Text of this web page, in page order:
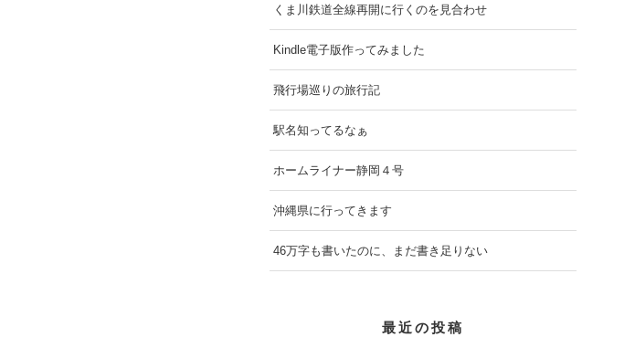
くま川鉄道全線再開に行くのを見合わせ
Kindle電子版作ってみました
飛行場巡りの旅行記
駅名知ってるなぁ
ホームライナー静岡４号
沖縄県に行ってきます
46万字も書いたのに、まだ書き足りない
最近の投稿